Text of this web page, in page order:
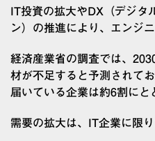
IT投資の拡大やDX（デジタ
ン）の推進により、エンジ
経済産業省の調査では、
材が不足すると予測されて
届いている企業は約6割にと
需要の拡大は、IT企業に限り